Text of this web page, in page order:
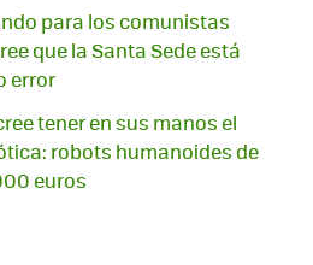
para los comunistas
que la Santa Sede está
error
tener en sus manos el
robots humanoides de
euros